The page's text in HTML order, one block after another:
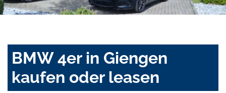
BMW 4er in Giengen
kaufen oder leasen